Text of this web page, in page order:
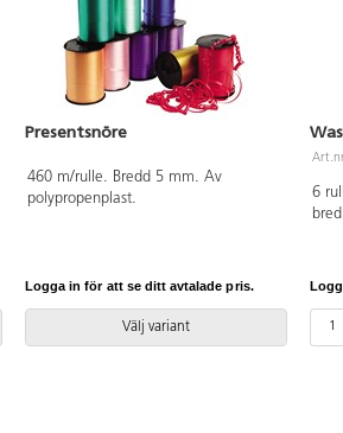
Presentsnöre
460 m/rulle. Bredd 5 mm. Av
polypropenplast.
Logga in för att se ditt avtalade pris.
Välj variant
6